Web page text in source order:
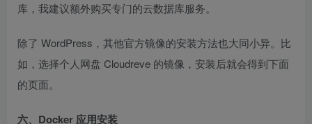
库，我建议额外购买专门的云数据库服务。
除了 WordPress，其他官方镜像的安装方法也大同小异。比
如，选择个人网盘 Cloudreve 的镜像，安装后就会得到下面
的页面。
六、Docker 应用安装